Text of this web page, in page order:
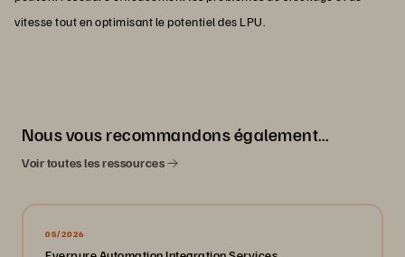
vitesse tout en optimisant le potentiel des LPU.
Nous vous recommandons également…
Voir toutes les ressources
05/2026